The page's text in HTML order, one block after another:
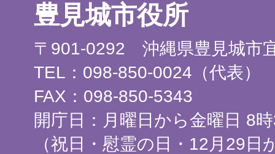
豊見城市役所
〒901-0292 沖縄県豊見城市
TEL：098-850-0024（代表）
FAX：098-850-5343
開庁日：月曜日から金曜日 8
（祝日・慰霊の日・12月29日